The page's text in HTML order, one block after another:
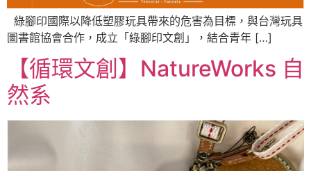
綠腳印國際以降低塑膠玩具帶來的危害為目標，與台灣玩具
圖書館協會合作，成立「綠腳印文創」，結合青年 […]
【循環文創】NatureWorks 自
然系